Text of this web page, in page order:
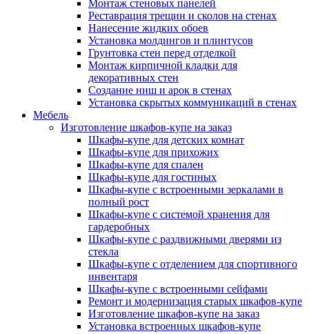
Монтаж стеновых панелей
Реставрация трещин и сколов на стенах
Нанесение жидких обоев
Установка молдингов и плинтусов
Грунтовка стен перед отделкой
Монтаж кирпичной кладки для
декоративных стен
Создание ниш и арок в стенах
Установка скрытых коммуникаций в стенах
Мебель
Изготовление шкафов-купе на заказ
Шкафы-купе для детских комнат
Шкафы-купе для прихожих
Шкафы-купе для спален
Шкафы-купе для гостиных
Шкафы-купе с встроенными зеркалами в
полный рост
Шкафы-купе с системой хранения для
гардеробных
Шкафы-купе с раздвижными дверями из
стекла
Шкафы-купе с отделением для спортивного
инвентаря
Шкафы-купе с встроенными сейфами
Ремонт и модернизация старых шкафов-купе
Изготовление шкафов-купе на заказ
Установка встроенных шкафов-купе